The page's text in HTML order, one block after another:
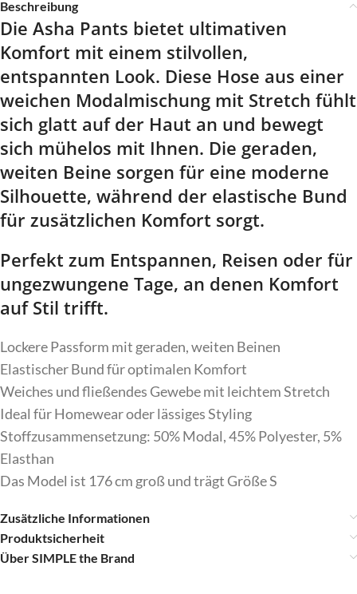
Beschreibung
Die Asha Pants bietet ultimativen
Komfort mit einem stilvollen,
entspannten Look. Diese Hose aus einer
weichen Modalmischung mit Stretch fühlt
sich glatt auf der Haut an und bewegt
sich mühelos mit Ihnen. Die geraden,
weiten Beine sorgen für eine moderne
Silhouette, während der elastische Bund
für zusätzlichen Komfort sorgt.
Perfekt zum Entspannen, Reisen oder für
ungezwungene Tage, an denen Komfort
auf Stil trifft.
Lockere Passform mit geraden, weiten Beinen
Elastischer Bund für optimalen Komfort
Weiches und fließendes Gewebe mit leichtem Stretch
Ideal für Homewear oder lässiges Styling
Stoffzusammensetzung: 50% Modal, 45% Polyester, 5%
Elasthan
Das Model ist 176 cm groß und trägt Größe S
Zusätzliche Informationen
Produktsicherheit
Über SIMPLE the Brand